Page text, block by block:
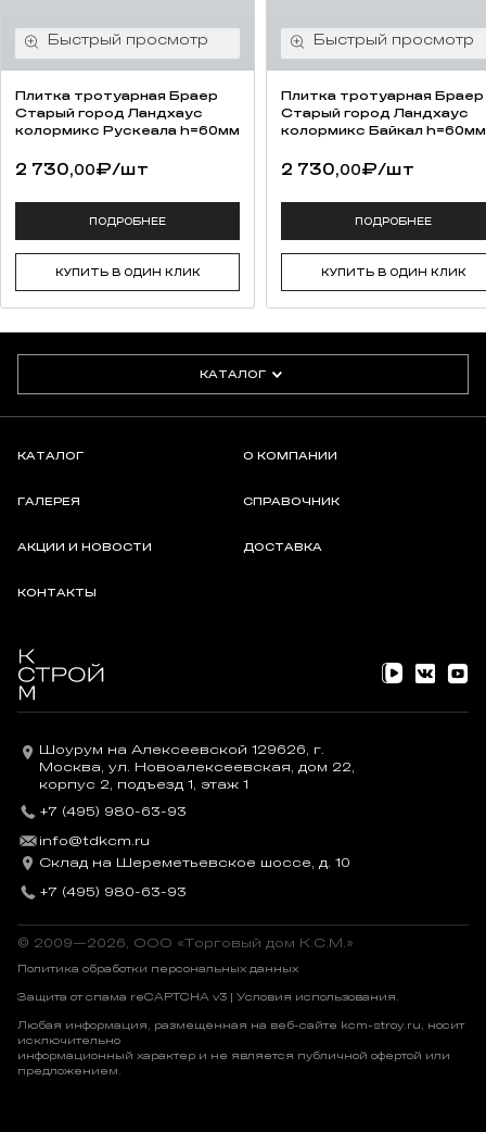
Плитка тротуарная Браер
Старый город Ландхаус
колормикс Рускеала h=60мм
2 730,00₽/шт
ПОДРОБНЕЕ
КУПИТЬ В ОДИН КЛИК
Плитка тротуарная Браер
Старый город Ландхаус
колормикс Байкал h=60мм
2 730,00₽/шт
ПОДРОБНЕЕ
КУПИТЬ В ОДИН КЛИК
КАТАЛОГ
КАТАЛОГ О КОМПАНИИ
ГАЛЕРЕЯ СПРАВОЧНИК
АКЦИИ И НОВОСТИ ДОСТАВКА
КОНТАКТЫ
Шоурум на Алексеевской 129626, г.
Москва, ул. Новоалексеевская, дом 22,
корпус 2, подъезд 1, этаж 1
+7 (495) 980-63-93
info@tdkcm.ru
Склад на Шереметьевское шоссе, д. 10
+7 (495) 980-63-93
© 2009—2026, OOO «Торговый дом К.С.М.»
Политика обработки персональных данных
Защита от спама reCAPTCHA v3 | Условия использования.
Любая информация, размещенная на веб-сайте kcm-stroy.ru, носит
исключительно
информационный характер и не является публичной офертой или
предложением.